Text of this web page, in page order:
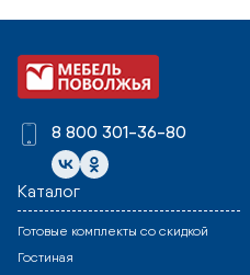
8 800 301-36-80
Каталог
Готовые комплекты со скидкой
Гостиная